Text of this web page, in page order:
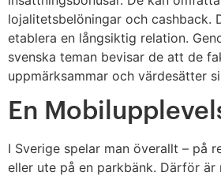
lojalitetsbelöningar och cashback.
etablera en långsiktig relation.
svenska teman bevisar de att de
uppmärksammar och värdesätter
En
I Sverige spelar man överallt – på
eller ute på en parkbänk. Därför